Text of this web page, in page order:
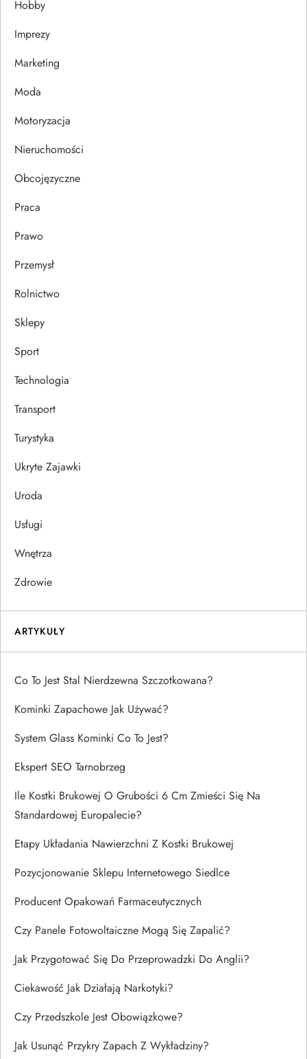
a
w
p
u
Hobby
Imprezy
Marketing
Moda
Motoryzacja
Nieruchomości
Obcojęzyczne
Praca
Prawo
Przemysł
Rolnictwo
Sklepy
Sport
Technologia
Transport
Turystyka
Ukryte Zajawki
Uroda
Usługi
Wnętrza
Zdrowie
ARTYKUŁY
Co To Jest Stal Nierdzewna Szczotkowana?
Kominki Zapachowe Jak Używać?
System Glass Kominki Co To Jest?
Ekspert SEO Tarnobrzeg
Ile Kostki Brukowej O Grubości 6 Cm Zmieści Się Na
Standardowej Europalecie?
Etapy Układania Nawierzchni Z Kostki Brukowej
Pozycjonowanie Sklepu Internetowego Siedlce
Producent Opakowań Farmaceutycznych
Czy Panele Fotowoltaiczne Mogą Się Zapalić?
Jak Przygotować Się Do Przeprowadzki Do Anglii?
Ciekawość Jak Działają Narkotyki?
Czy Przedszkole Jest Obowiązkowe?
Jak Usunąć Przykry Zapach Z Wykładziny?